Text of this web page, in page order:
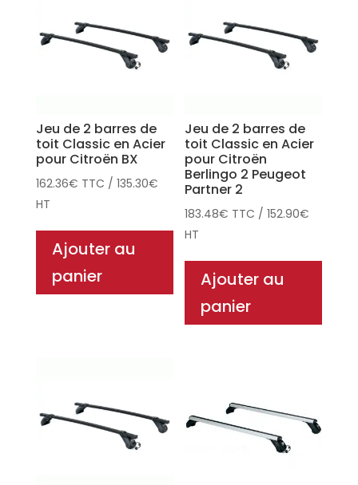
Jeu de 2 barres de
toit Classic en Acier
pour Citroën BX
162.36€ TTC / 135.30€
HT
Ajouter au
panier
Jeu de 2 barres de
toit Classic en Acier
pour Citroën
Berlingo 2 Peugeot
Partner 2
183.48€ TTC /152.90€
HT
Ajouter au
panier